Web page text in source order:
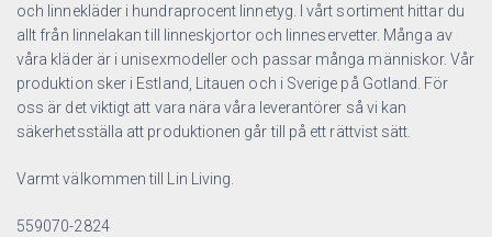
och linnekläder i hundraprocent linnetyg. I vårt sortiment hittar du
allt från linnelakan till linneskjortor och linneservetter. Många av
våra kläder är i unisexmodeller och passar många människor. Vår
produktion sker i Estland, Litauen och i Sverige på Gotland. För
oss är det viktigt att vara nära våra leverantörer så vi kan
säkerhetsställa att produktionen går till på ett rättvist sätt.
Varmt välkommen till Lin Living.
559070-2824